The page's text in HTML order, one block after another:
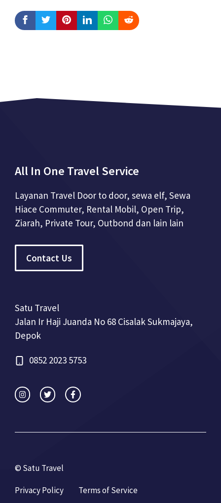
All In One Travel Service
Layanan Travel Door to door, sewa elf, Sewa
Hiace Commuter, Rental Mobil, Open Trip,
Ziarah, Private Tour, Outbond dan lain lain
Contact Us
Satu Travel
Jalan Ir Haji Juanda No 68 Cisalak Sukmajaya,
Depok
0852 2023 5753
© Satu Travel
Privacy Policy Terms of Service